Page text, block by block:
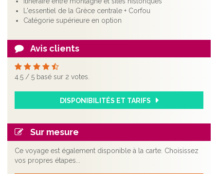
L'essentiel de la Grèce centrale + Corfou
Catégorie supérieure en option
Avis clients
4.5 / 5 basé sur 2 votes.
DISPONIBILITÉS ET TARIFS
Sur mesure
Ce voyage est également disponible à la carte. Choisissez
vos propres étapes...